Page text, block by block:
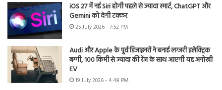
iOS 27 में नई Siri होगी पहले से ज्यादा स्मार्ट, ChatGPT और
Gemini को देगी टक्कर
25 July 2026 - 7:52 PM
Audi और Apple के पूर्व डिजाइनरों ने बनाई लग्जरी इलेक्ट्रिक
बग्गी, 100 किमी से ज्यादा की रेंज के साथ आएगी यह अनोखी
EV
19 July 2026 - 4:48 PM